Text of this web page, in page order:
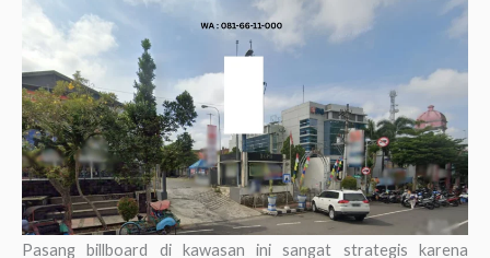
Pasang billboard di kawasan ini sangat strategis karena